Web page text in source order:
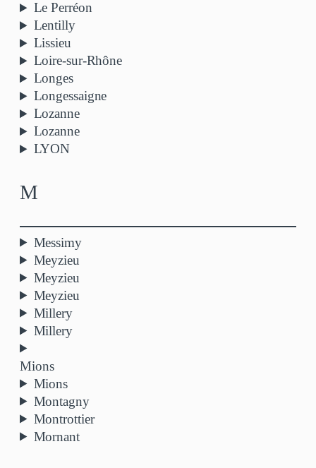
Le Perréon
Lentilly
Lissieu
Loire-sur-Rhône
Longes
Longessaigne
Lozanne
Lozanne
LYON
M
Messimy
Meyzieu
Meyzieu
Meyzieu
Millery
Millery
Mions
Mions
Montagny
Montrottier
Mornant